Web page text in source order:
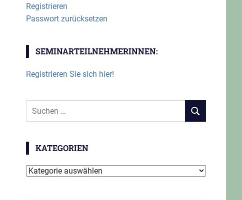
Registrieren
Passwort zurücksetzen
SEMINARTEILNEHMERINNEN:
Registrieren Sie sich hier!
Suchen
SUCHEN
KATEGORIEN
Kategorien